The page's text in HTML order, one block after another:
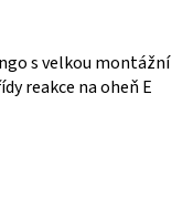
s velkou montážní
reakce na oheň E